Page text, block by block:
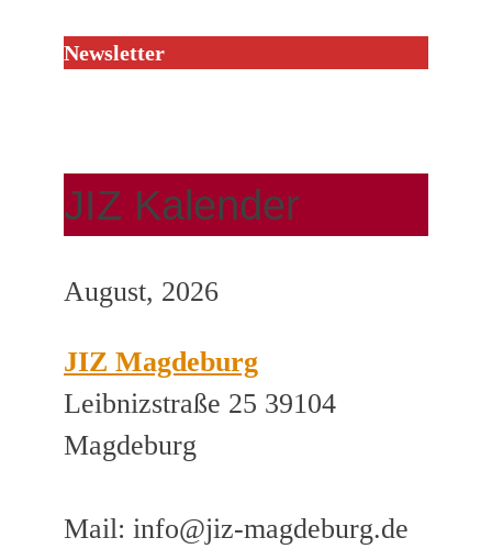
Newsletter
JIZ Kalender
August, 2026
JIZ Magdeburg
Leibnizstraße 25 39104
Magdeburg
Mail: info@jiz-magdeburg.de